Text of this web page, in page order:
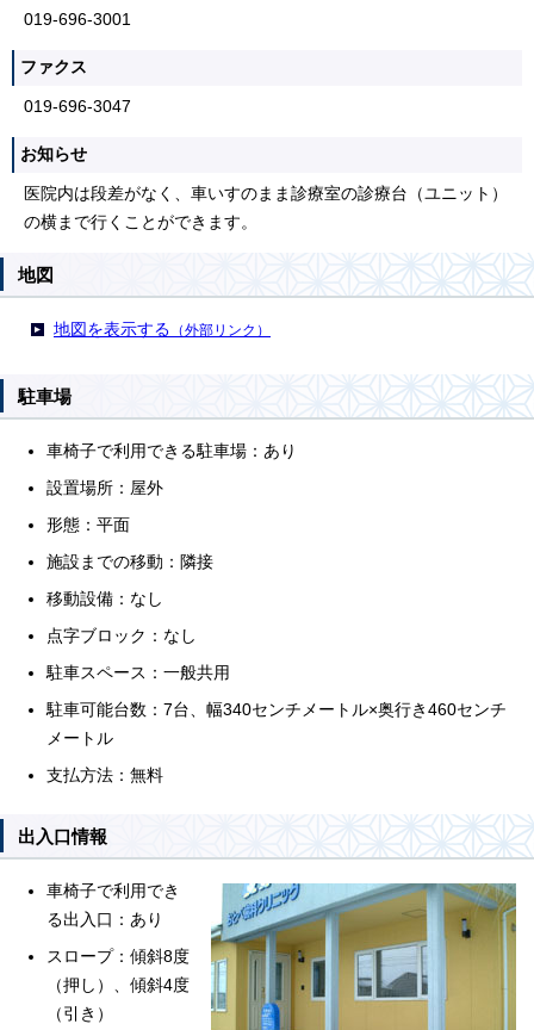
019-696-3001
ファクス
019-696-3047
お知らせ
医院内は段差がなく、車いすのまま診療室の診療台（ユニット）
の横まで行くことができます。
地図
地図を表示する （外部リンク）
駐車場
車椅子で利用できる駐車場：あり
設置場所：屋外
形態：平面
施設までの移動：隣接
移動設備：なし
点字ブロック：なし
駐車スペース：一般共用
駐車可能台数：7台、幅340センチメートル×奥行き460センチ
メートル
支払方法：無料
出入口情報
車椅子で利用でき
る出入口：あり
スロープ：傾斜8度
（押し）、傾斜4度
（引き）